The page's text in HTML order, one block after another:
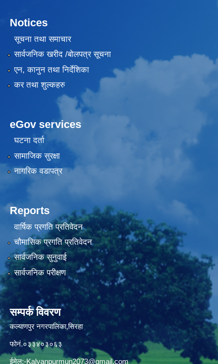
Notices
सूचना तथा समाचार
सार्वजनिक खरीद /बोलपत्र सूचना
एन, कानुन तथा निर्देशिका
कर तथा शुल्कहरु
eGov services
घटना दर्ता
सामाजिक सुरक्षा
नागरिक वडापत्र
Reports
वार्षिक प्रगति प्रतिवेदन
चौमासिक प्रगति प्रतिवेदन
सार्वजनिक सुनुवाई
सार्वजनिक परीक्षण
सम्पर्क विवरण
कल्याणपुर नगरपालिका,सिरहा
फोनं.०३३४०३०६३
ईमेल:-Kalyanpurmun2073@gmail.com